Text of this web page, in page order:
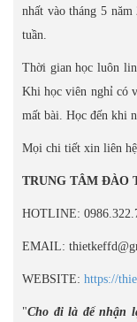
nhất vào tháng 5
tuần.
Thời gian học luôn
Khi học viên nghỉ có
mất bài. Học đến khi
Mọi chi tiết xin liên
TRUNG TÂM ĐÀO
HOTLINE:
EMAIL:
WEBSITE: https://
"Cho đi là để nhận